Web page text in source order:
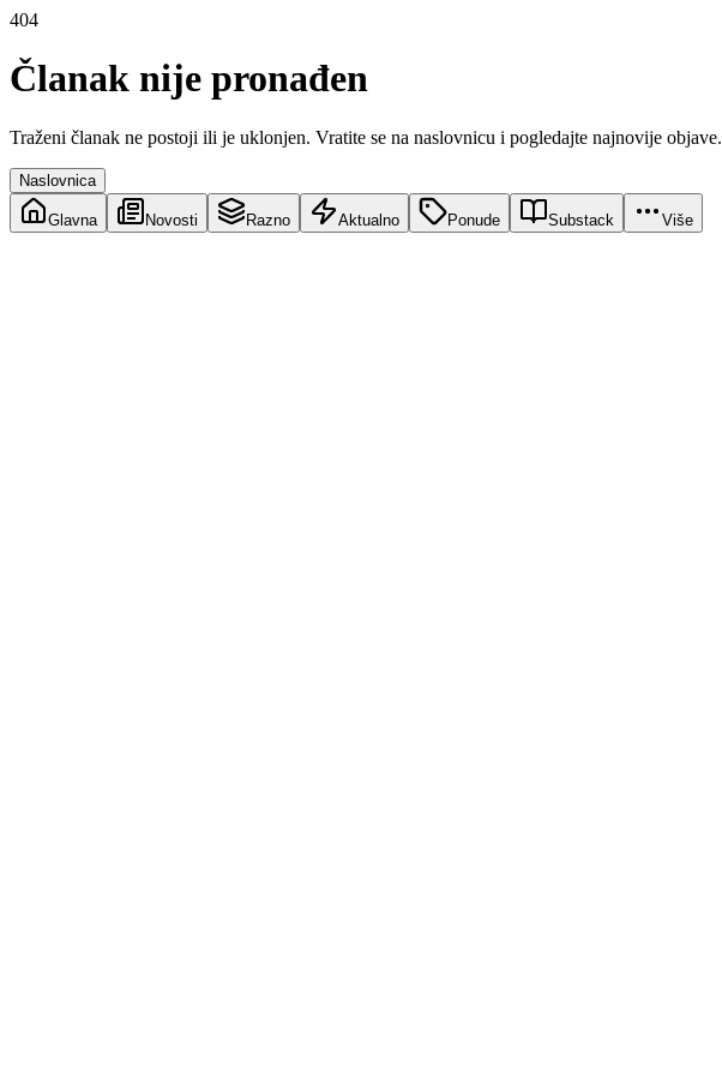
404
Članak nije pronađen
Traženi članak ne postoji ili je uklonjen. Vratite se na naslovnicu i pogledajte najnovije objave.
Naslovnica
Glavna Novosti Razno Aktualno Ponude Substack Više